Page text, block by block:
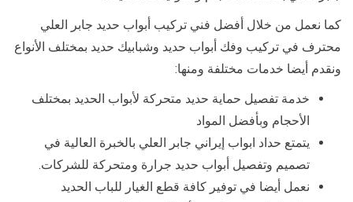
كما نعمل من خلال أفضل فني تركيب أبواب حديد جابر العلي
محترف في تركيب وفك أبواب حديد وشبابيك حديد بمختلف الأنواع
ونقدم أيضا خدمات مختلفة ومنها:
خدمة تفصيل حماية حديد متحركة لأبواب الحديد بمختلف
الأحجام وبأفضل المواد
يتمتع حداد ابواب إيراني جابر العلي بالخبرة العالية في
تصميم وتفصيل أبواب حديد جرارة ومتحركة للشركات.
نعمل أيضا في توفير كافة قطع الغيار للباب الحديد